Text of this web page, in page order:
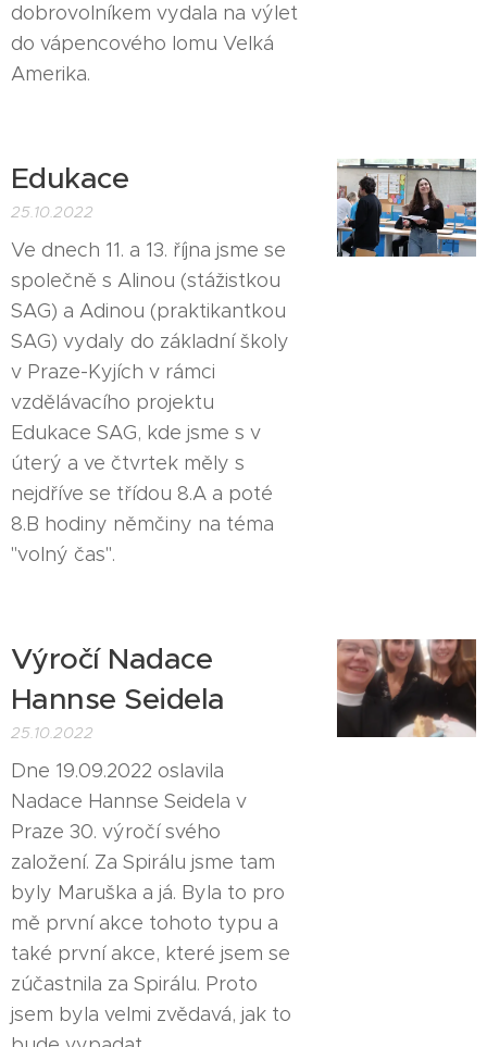
dobrovolníkem vydala na výlet
do vápencového lomu Velká
Amerika.
Edukace
25.10.2022
Ve dnech 11. a 13. října jsme se
společně s Alinou (stážistkou
SAG) a Adinou (praktikantkou
SAG) vydaly do základní školy
v Praze-Kyjích v rámci
vzdělávacího projektu
Edukace SAG, kde jsme s v
úterý a ve čtvrtek měly s
nejdříve se třídou 8.A a poté
8.B hodiny němčiny na téma
"volný čas".
Výročí Nadace
Hannse Seidela
25.10.2022
Dne 19.09.2022 oslavila
Nadace Hannse Seidela v
Praze 30. výročí svého
založení. Za Spirálu jsme tam
byly Maruška a já. Byla to pro
mě první akce tohoto typu a
také první akce, které jsem se
zúčastnila za Spirálu. Proto
jsem byla velmi zvědavá, jak to